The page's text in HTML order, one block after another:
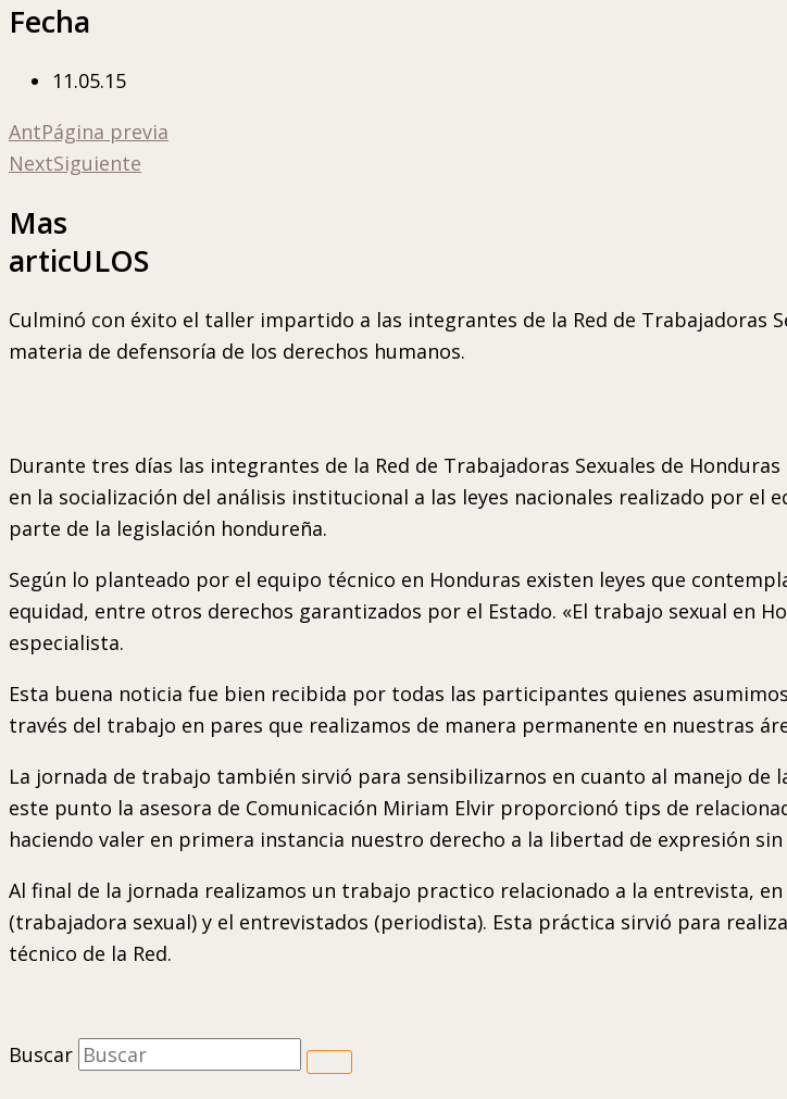
Fecha
11.05.15
AntPágina previa
NextSiguiente
Mas
articULOS
Culminó con éxito el taller impartido a las integrantes de la Red de Trabajadoras
materia de defensoría de los derechos humanos.
Durante tres días las integrantes de la Red de Trabajadoras Sexuales de
en la socialización del análisis institucional a las leyes nacionales realizado por
parte de la legislación hondureña.
Según lo planteado por el equipo técnico en Honduras existen leyes que
equidad, entre otros derechos garantizados por el Estado. «El trabajo sexual en
especialista.
Esta buena noticia fue bien recibida por todas las participantes quienes
través del trabajo en pares que realizamos de manera permanente en nuestras
La jornada de trabajo también sirvió para sensibilizarnos en cuanto al manejo de
este punto la asesora de Comunicación Miriam Elvir proporcionó tips de
haciendo valer en primera instancia nuestro derecho a la libertad de expresión sin
Al final de la jornada realizamos un trabajo practico relacionado a la entrevista,
(trabajadora sexual) y el entrevistados (periodista). Esta práctica sirvió para
técnico de la Red.
Buscar